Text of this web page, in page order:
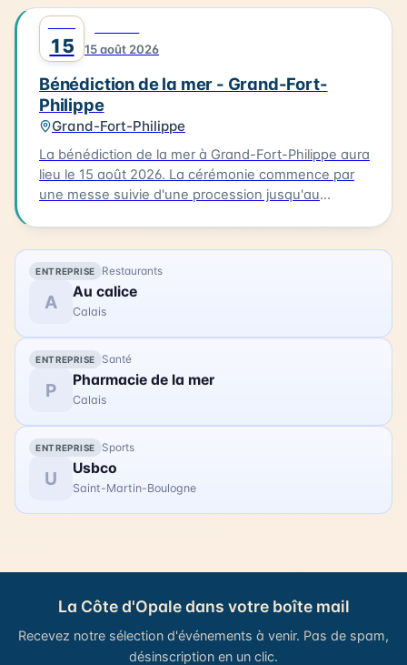
les habitants et les visiteurs de la Côte d'Opale. La
bénédiction de la mer est un événement culturel qui
célèbre la richesse maritime de la région.
15 15 août 2026
Bénédiction de la mer - Grand-Fort-
Philippe
Grand-Fort-Philippe
La bénédiction de la mer à Grand-Fort-Philippe aura
lieu le 15 août 2026. La cérémonie commence par
une messe suivie d'une procession jusqu'au
processionnels. La bénédiction est ensuite suivie
d'une procession des bateaux dans le chenal.
L'occasion est également prise pour ouvrir la
Maison de la Mer, permettant aux visiteurs de
découvrir ce lieu. La bénédiction de la mer est un
événement familial qui permet de célébrer la mer et
la communauté de Grand-Fort-Philippe.
ENTREPRISE Restaurants
A Au calice
Calais
ENTREPRISE Santé
P Pharmacie de la mer
Calais
ENTREPRISE Sports
U Usbco
Saint-Martin-Boulogne
La Côte d'Opale dans votre boîte mail
Recevez notre sélection d'événements à venir. Pas de spam,
désinscription en un clic.